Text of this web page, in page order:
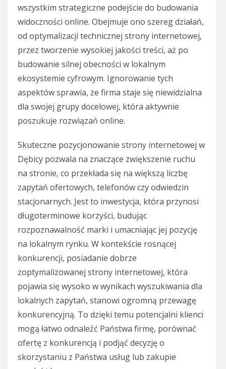
wszystkim strategiczne podejście do budowania
widoczności online. Obejmuje ono szereg działań,
od optymalizacji technicznej strony internetowej,
przez tworzenie wysokiej jakości treści, aż po
budowanie silnej obecności w lokalnym
ekosystemie cyfrowym. Ignorowanie tych
aspektów sprawia, że firma staje się niewidzialna
dla swojej grupy docelowej, która aktywnie
poszukuje rozwiązań online.
Skuteczne pozycjonowanie strony internetowej w
Dębicy pozwala na znaczące zwiększenie ruchu
na stronie, co przekłada się na większą liczbę
zapytań ofertowych, telefonów czy odwiedzin
stacjonarnych. Jest to inwestycja, która przynosi
długoterminowe korzyści, budując
rozpoznawalność marki i umacniając jej pozycję
na lokalnym rynku. W kontekście rosnącej
konkurencji, posiadanie dobrze
zoptymalizowanej strony internetowej, która
pojawia się wysoko w wynikach wyszukiwania dla
lokalnych zapytań, stanowi ogromną przewagę
konkurencyjną. To dzięki temu potencjalni klienci
mogą łatwo odnaleźć Państwa firmę, porównać
ofertę z konkurencją i podjąć decyzję o
skorzystaniu z Państwa usług lub zakupie